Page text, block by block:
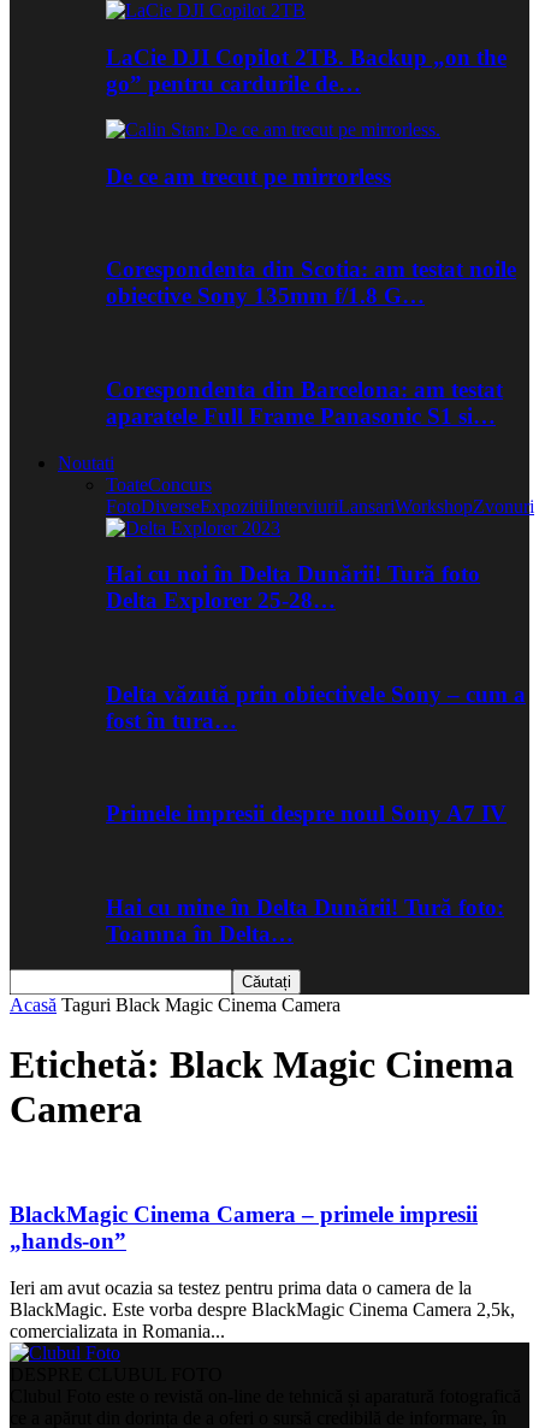
LaCie DJI Copilot 2TB. Backup „on the
go” pentru cardurile de…
De ce am trecut pe mirrorless
Corespondenta din Scotia: am testat noile
obiective Sony 135mm f/1.8 G…
Corespondenta din Barcelona: am testat
aparatele Full Frame Panasonic S1 si…
Noutati
ToateConcurs
FotoDiverseExpozitiiInterviuriLansariWorkshopZvonuri
Hai cu noi în Delta Dunării! Tură foto
Delta Explorer 25-28…
Delta văzută prin obiectivele Sony – cum a
fost în tura…
Primele impresii despre noul Sony A7 IV
Hai cu mine în Delta Dunării! Tură foto:
Toamna în Delta…
Acasă Taguri Black Magic Cinema Camera
Etichetă: Black Magic Cinema
Camera
BlackMagic Cinema Camera – primele impresii
„hands-on”
Ieri am avut ocazia sa testez pentru prima data o camera de la
BlackMagic. Este vorba despre BlackMagic Cinema Camera 2,5k,
comercializata in Romania...